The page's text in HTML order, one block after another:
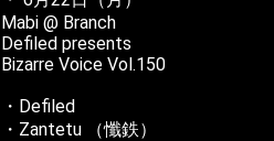
Mabi @ Branch
Defiled presents
Bizarre Voice Vol.150
・Defiled
・Zantetu （懺鉄）